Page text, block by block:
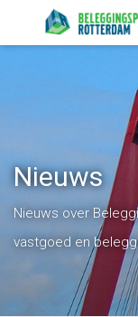
Nieuws
Nieuws over
vastgoed en